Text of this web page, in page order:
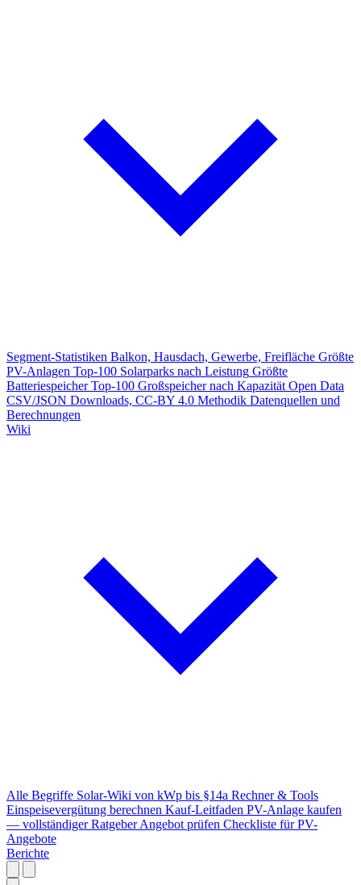
Segment-Statistiken Balkon, Hausdach, Gewerbe, Freifläche Größte
PV-Anlagen Top-100 Solarparks nach Leistung Größte
Batteriespeicher Top-100 Großspeicher nach Kapazität Open Data
CSV/JSON Downloads, CC-BY 4.0 Methodik Datenquellen und
Berechnungen
Wiki
Alle Begriffe Solar-Wiki von kWp bis §14a Rechner & Tools
Einspeisevergütung berechnen Kauf-Leitfaden PV-Anlage kaufen
— vollständiger Ratgeber Angebot prüfen Checkliste für PV-
Angebote
Berichte